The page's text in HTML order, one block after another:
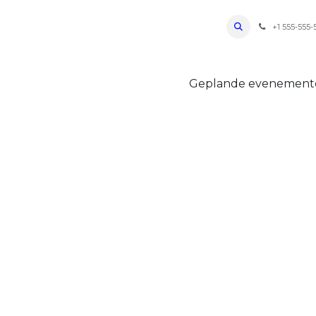
Bevoorradingen FAQ+1 555-555-
Geplande